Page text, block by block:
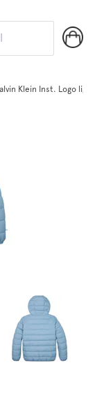
Klein Inst. Logo light